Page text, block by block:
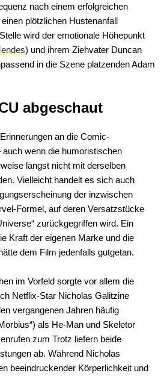
nach einem erfolgreichen
plötzlichen Hustenanfall
wird der emotionale Höhepunkt
) und ihrem Ziehvater Duncan
in die Szene platzenden Adam
abgeschaut
an die Comic-
auch wenn die humoristischen
längst nicht mit derselben
Vielleicht handelt es sich auch
der inzwischen
Formel, auf deren Versatzstücke
zurückgegriffen wird. Ein
Kraft der eigenen Marke und die
dem Film jedenfalls gutgetan.
im Vorfeld sorgte vor allem die
Netflix-Star Nicholas Galitzine
vergangenen Jahren häufig
als He-Man und Skeletor
zum Trotz liefern beide
ab. Während Nicholas
beeindruckender Körperlichkeit und
Amazon MGM